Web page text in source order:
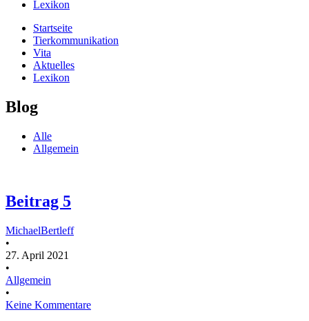
Lexikon
Startseite
Tierkommunikation
Vita
Aktuelles
Lexikon
Blog
Alle
Allgemein
Beitrag 5
MichaelBertleff
•
27. April 2021
•
Allgemein
•
Keine Kommentare